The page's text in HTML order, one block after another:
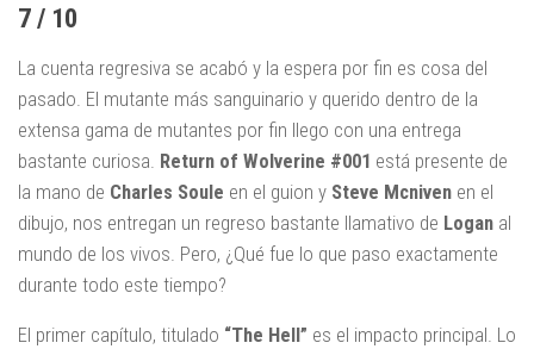
7 / 10
La cuenta regresiva se acabó y la espera por fin es cosa del
pasado. El mutante más sanguinario y querido dentro de la
extensa gama de mutantes por fin llego con una entrega
bastante curiosa. Return of Wolverine #001 está presente de
la mano de Charles Soule en el guion y Steve Mcniven en el
dibujo, nos entregan un regreso bastante llamativo de Logan al
mundo de los vivos. Pero, ¿Qué fue lo que paso exactamente
durante todo este tiempo?
El primer capítulo, titulado “The Hell” es el impacto principal. Lo